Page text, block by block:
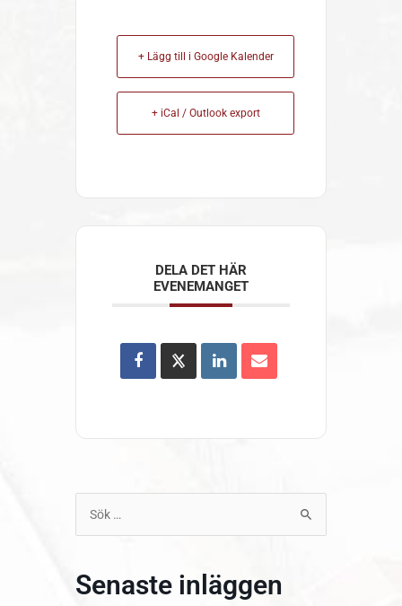
+ Lägg till i Google Kalender
+ iCal / Outlook export
DELA DET HÄR
EVENEMANGET
Sök
efter:
Senaste inläggen